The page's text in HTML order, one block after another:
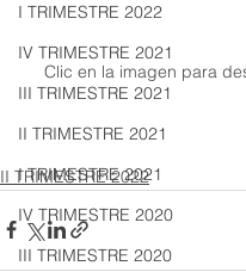
I TRIMESTRE 2022
IV TRIMESTRE 2021
III TRIMESTRE 2021
II TRIMESTRE 2021
I TRIMESTRE 2021
IV TRIMESTRE 2020
III TRIMESTRE 2020
Clic en la imagen para
II TRIMESTRE 2022